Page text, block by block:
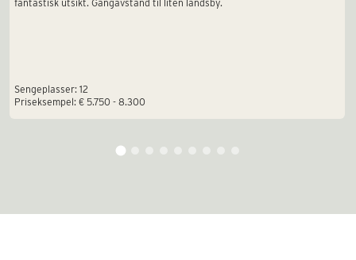
fantastisk utsikt. Gangavstand til liten landsby.
Sengeplasser: 12
Priseksempel: € 5.750 - 8.300